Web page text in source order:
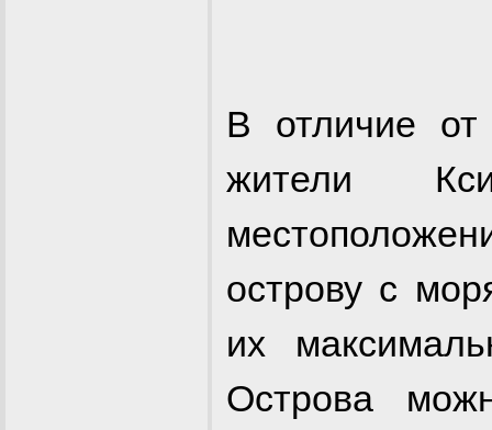
В отличие
жители
острову с
их
Острова